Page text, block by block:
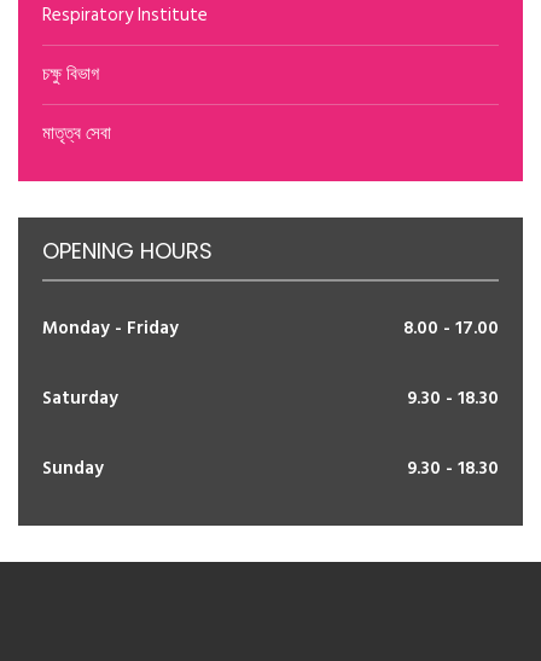
Respiratory Institute
চক্ষু বিভাগ
মাতৃত্ব সেবা
OPENING HOURS
Monday - Friday 8.00 - 17.00
Saturday 9.30 - 18.30
Sunday 9.30 - 18.30